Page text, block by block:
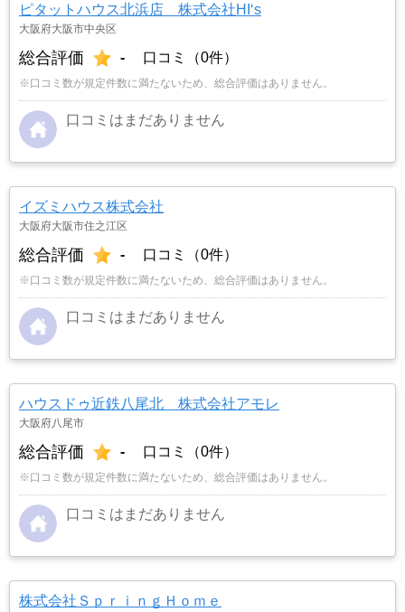
ピタットハウス北浜店 株式会社HI‘s
大阪府大阪市中央区
総合評価 - 口コミ（0件）
※口コミ数が規定件数に満たないため、総合評価はありません。
口コミはまだありません
イズミハウス株式会社
大阪府大阪市住之江区
総合評価 - 口コミ（0件）
※口コミ数が規定件数に満たないため、総合評価はありません。
口コミはまだありません
ハウスドゥ近鉄八尾北 株式会社アモレ
大阪府八尾市
総合評価 - 口コミ（0件）
※口コミ数が規定件数に満たないため、総合評価はありません。
口コミはまだありません
株式会社ＳｐｒｉｎｇＨｏｍｅ